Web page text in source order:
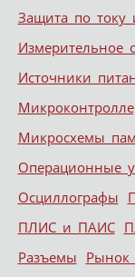
Защита по
Измерительное
Источники
Микросхемы
Операционные
Осциллографы
ПЛИС и ПАИС
Разъемы Рынок